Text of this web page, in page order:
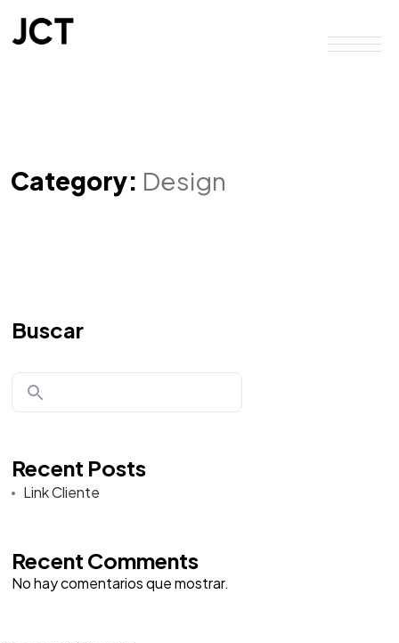
Category: Design
Buscar
Recent Posts
Link Cliente
Recent Comments
No hay comentarios que mostrar.